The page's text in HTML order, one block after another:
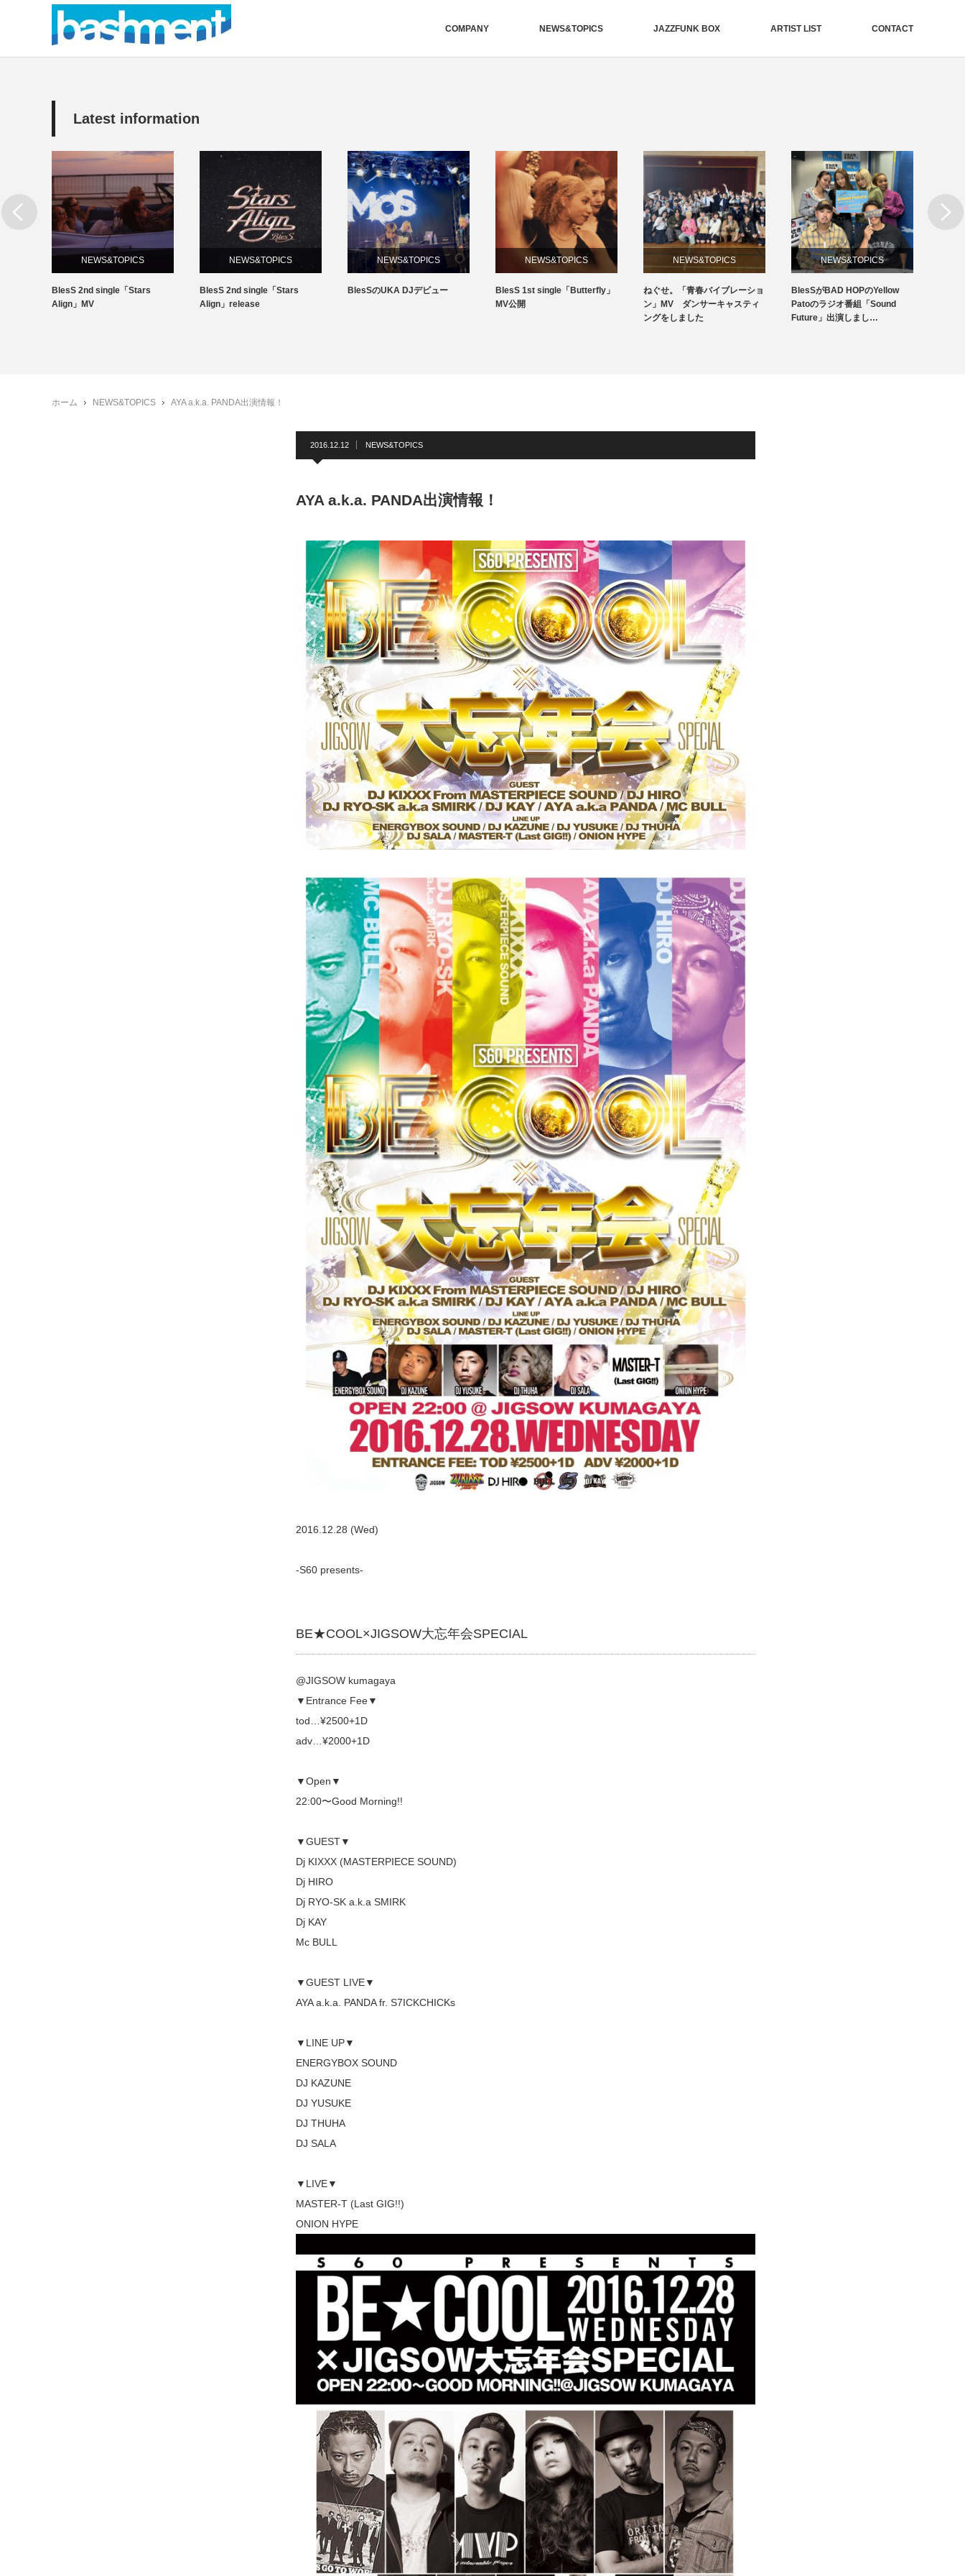
COMPANY NEWS&TOPICS JAZZFUNK BOX ARTIST LIST CONTACT
Latest information
NEWS&TOPICS
BlesS 2nd single「Stars
Align」release
NEWS&TOPICS
BlesSのUKA DJデビュー
NEWS&TOPICS
BlesS 1st single「Butterfly」
NEWS&TOPICS
ねぐせ。「青春バイブレーショ
ン」MV ダンサーキャスティ
NEWS&TOPICS
BlesSがBAD HOPのYellow
Patoのラジオ番組「Sound
Future」出演しまし…
CEO BLOG
19周年創立記念日
Next
ホーム NEWS&TOPICS AYA a.k.a. PANDA出演情報！
2016.12.12 NEWS&TOPICS
AYA a.k.a. PANDA出演情報！
2016.12.28 (Wed)
-S60 presents-
BE★COOL×JIGSOW大忘年会SPECIAL
@JIGSOW kumagaya
▼Entrance Fee▼
tod…¥2500+1D
adv…¥2000+1D
▼Open▼
22:00〜Good Morning!!
▼GUEST▼
Dj KIXXX (MASTERPIECE SOUND)
Dj HIRO
Dj RYO-SK a.k.a SMIRK
Dj KAY
Mc BULL
▼GUEST LIVE▼
AYA a.k.a. PANDA fr. S7ICKCHICKs
▼LINE UP▼
ENERGYBOX SOUND
DJ KAZUNE
DJ YUSUKE
DJ THUHA
DJ SALA
▼LIVE▼
MASTER-T (Last GIG!!)
ONION HYPE